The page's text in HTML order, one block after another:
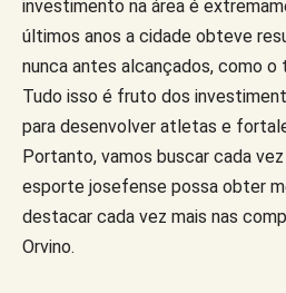
investimento na área é
últimos anos a cidade obteve
nunca antes alcançados, como o
Tudo isso é fruto dos
para desenvolver atletas e
Portanto, vamos buscar cada
esporte josefense possa obter
destacar cada vez mais nas
Orvino.